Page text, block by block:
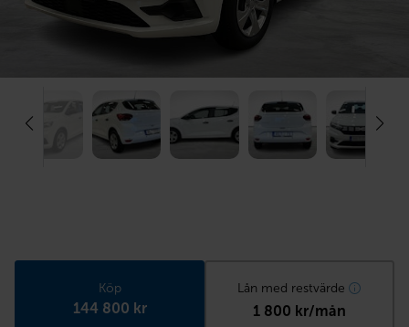
Köp
144 800 kr
Lån med restvärde
1 800 kr/mån